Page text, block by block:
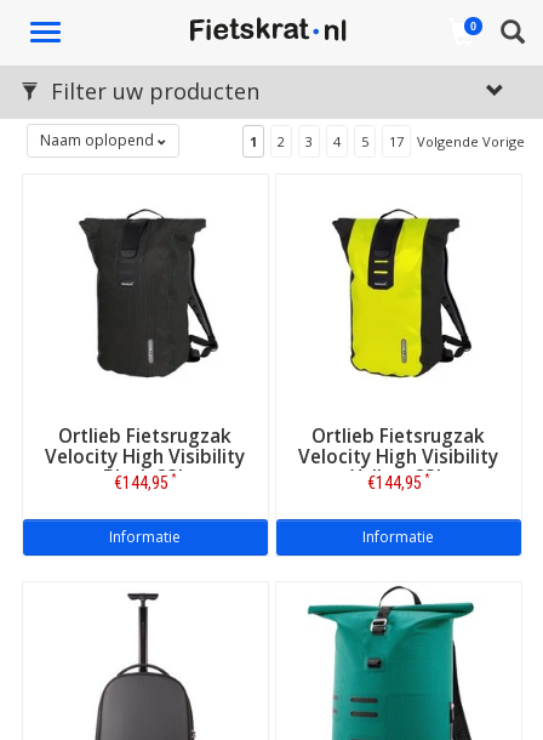
Toggle
0
Filter uw producten
Naam oplopend 1 2 3 4 5 17 Volgende Vorige
Ortlieb Fietsrugzak
Velocity High Visibility
Black 23L
€144,95 *
Informatie
Ortlieb Fietsrugzak
Velocity High Visibility
Yellow 23L
€144,95 *
Informatie